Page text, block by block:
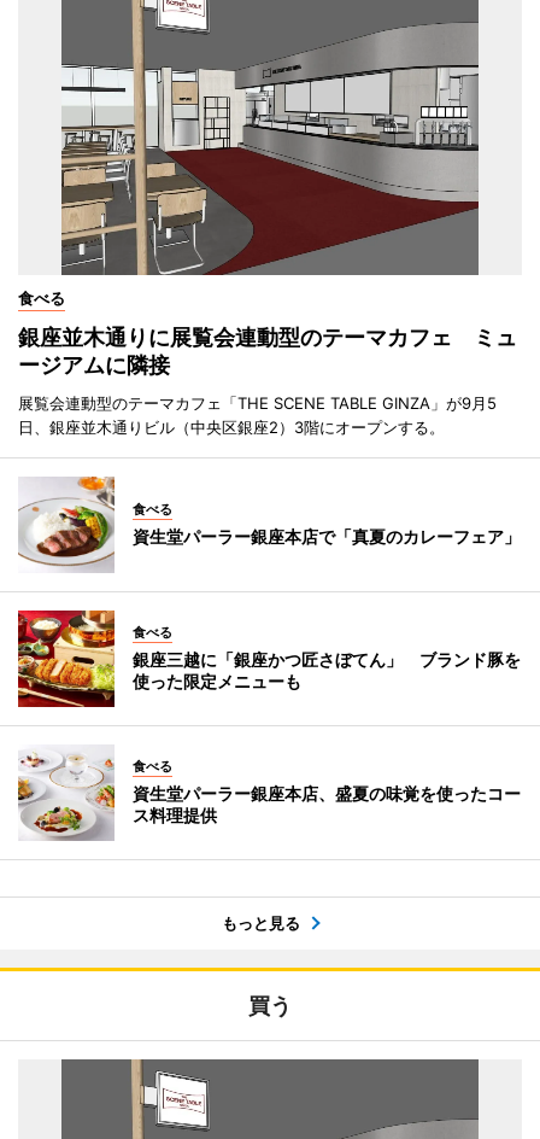
食べる
銀座並木通りに展覧会連動型のテーマカフェ ミュ
ージアムに隣接
展覧会連動型のテーマカフェ「THE SCENE TABLE GINZA」が9月5
日、銀座並木通りビル（中央区銀座2）3階にオープンする。
食べる
資生堂パーラー銀座本店で「真夏のカレーフェア」
食べる
銀座三越に「銀座かつ匠さぼてん」 ブランド豚を
使った限定メニューも
食べる
資生堂パーラー銀座本店、盛夏の味覚を使ったコー
ス料理提供
もっと見る
買う